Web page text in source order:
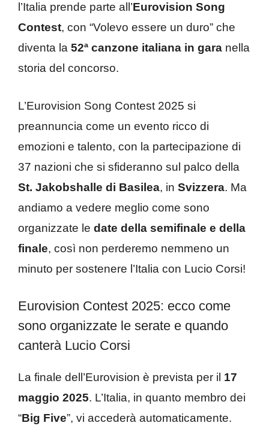
l’Italia prende parte all’Eurovision Song
Contest, con “Volevo essere un duro” che
diventa la 52ª canzone italiana in gara nella
storia del concorso.
L’Eurovision Song Contest 2025 si
preannuncia come un evento ricco di
emozioni e talento, con la partecipazione di
37 nazioni che si sfideranno sul palco della
St. Jakobshalle di Basilea, in Svizzera. Ma
andiamo a vedere meglio come sono
organizzate le date della semifinale e della
finale, così non perderemo nemmeno un
minuto per sostenere l’Italia con Lucio Corsi!
Eurovision Contest 2025: ecco come
sono organizzate le serate e quando
canterà Lucio Corsi
La finale dell’Eurovision è prevista per il 17
maggio 2025. L’Italia, in quanto membro dei
“Big Five”, vi accederà automaticamente.